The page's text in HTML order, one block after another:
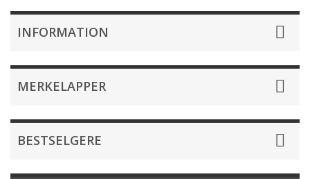
INFORMATION
MERKELAPPER
BESTSELGERE